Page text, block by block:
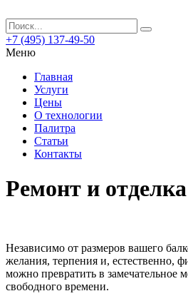
+7 (495) 137-49-50
Меню
Главная
Услуги
Цены
О технологии
Палитра
Статьи
Контакты
Ремонт и
Независимо от размеров вашего
желания, терпения и, естественно,
можно превратить в замечательное
свободного времени.